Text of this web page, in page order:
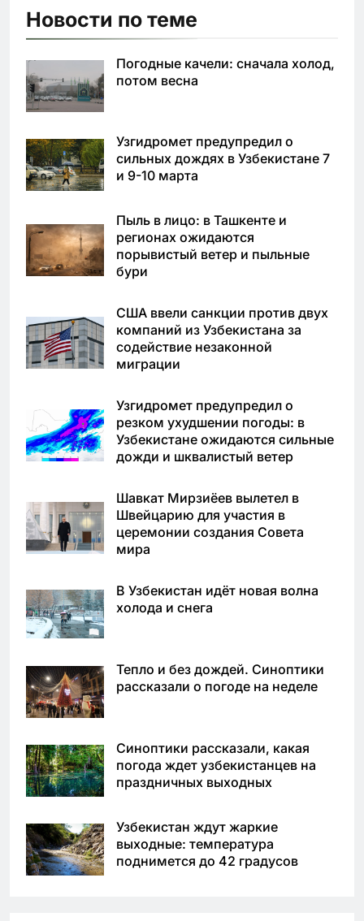
Новости по теме
Погодные качели: сначала холод,
потом весна
Узгидромет предупредил о
сильных дождях в Узбекистане 7
и 9-10 марта
Пыль в лицо: в Ташкенте и
регионах ожидаются
порывистый ветер и пыльные
бури
США ввели санкции против двух
компаний из Узбекистана за
содействие незаконной
миграции
Узгидромет предупредил о
резком ухудшении погоды: в
Узбекистане ожидаются сильные
дожди и шквалистый ветер
Шавкат Мирзиёев вылетел в
Швейцарию для участия в
церемонии создания Совета
мира
В Узбекистан идёт новая волна
холода и снега
Тепло и без дождей. Синоптики
рассказали о погоде на неделе
Синоптики рассказали, какая
погода ждет узбекистанцев на
праздничных выходных
Узбекистан ждут жаркие
выходные: температура
поднимется до 42 градусов